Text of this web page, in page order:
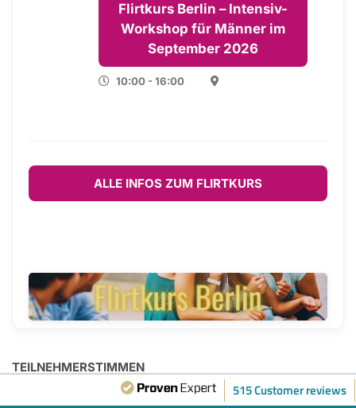
Flirtkurs Berlin – Intensiv-
Workshop für Männer im
September 2026
10:00 - 16:00
ALLE INFOS ZUM FLIRTKURS
TEILNEHMERSTIMMEN
515 Customer reviews